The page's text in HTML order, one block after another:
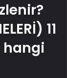
11
hangi